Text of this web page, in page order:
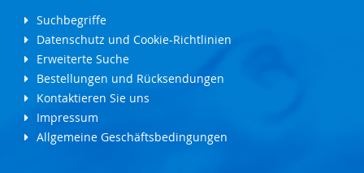
Suchbegriffe
Datenschutz und Cookie-Richtlinien
Erweiterte Suche
Bestellungen und Rücksendungen
Kontaktieren Sie uns
Impressum
Allgemeine Geschäftsbedingungen